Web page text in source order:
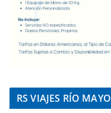
RS VIAJES RÍO MAYO